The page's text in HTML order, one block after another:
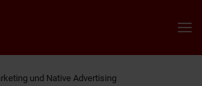
und Native Advertising